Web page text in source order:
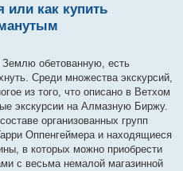
как купить
Землю обетованную, есть
Среди множества экскурсий,
из того, что описано в Ветхом
экскурсии на Алмазную Биржу.
организованных групп
Оппенгеймера и находящиеся
в которых можно приобрести
с весьма немалой магазинной